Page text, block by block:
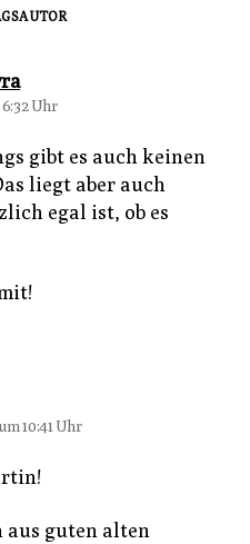
sagt:
Uhr
gibt es auch keinen
liegt aber auch
egal ist, ob es
10:41 Uhr
guten alten